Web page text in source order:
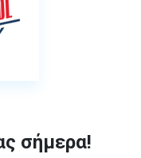
σήμερα!